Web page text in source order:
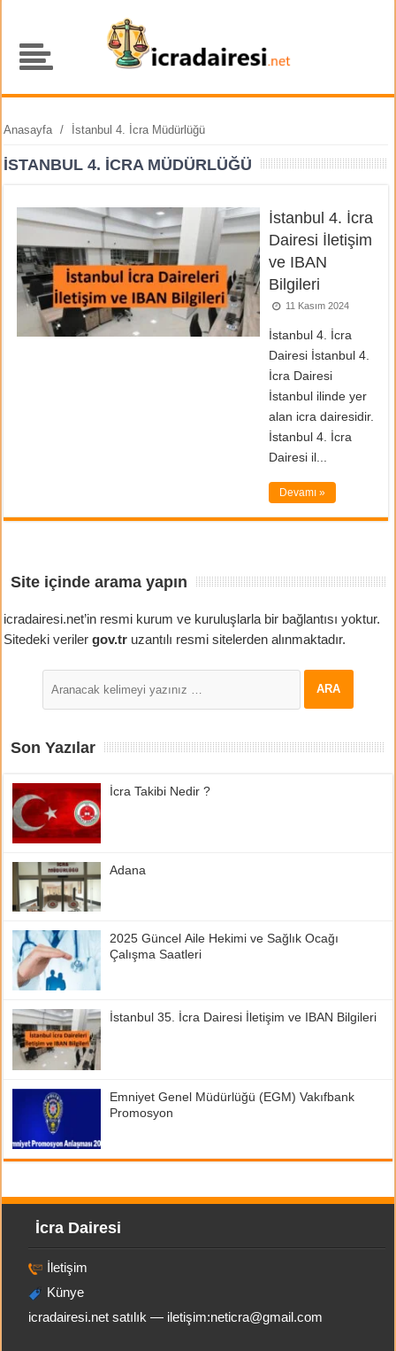
Anasayfa / İstanbul 4. İcra Müdürlüğü
İSTANBUL 4. İCRA MÜDÜRLÜĞÜ
İstanbul 4. İcra
Dairesi İletişim
ve IBAN
Bilgileri
11 Kasım 2024
İstanbul 4. İcra
Dairesi İstanbul 4.
İcra Dairesi
İstanbul ilinde yer
alan icra dairesidir.
İstanbul 4. İcra
Dairesi il...
Devamı »
Site içinde arama yapın
icradairesi.net’in resmi kurum ve kuruluşlarla bir bağlantısı yoktur.
Sitedeki verilergov.tr uzantılı resmi sitelerden alınmaktadır.
Son Yazılar
İcra Takibi Nedir ?
Adana
2025 Güncel Aile Hekimi ve Sağlık Ocağı
Çalışma Saatleri
İstanbul 35. İcra Dairesi İletişim ve IBAN Bilgileri
Emniyet Genel Müdürlüğü (EGM) Vakıfbank
Promosyon
İcra Dairesi
İletişim
Künye
icradairesi.net satılık — iletişim:neticra@gmail.com